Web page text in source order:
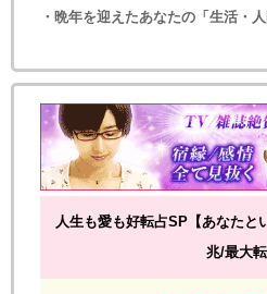
・晩年を迎えたあなたの「生活・
人生も愛も好転占SP【あなた
兆/最大